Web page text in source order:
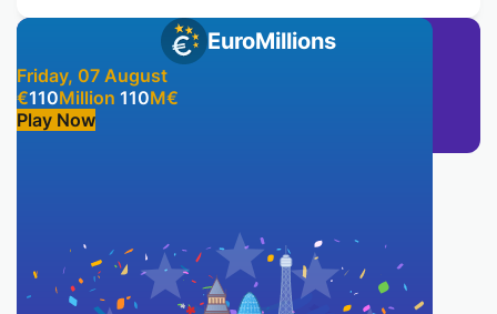
EuroMillions
Friday, 07 August
€110Million 110M€
Play Now